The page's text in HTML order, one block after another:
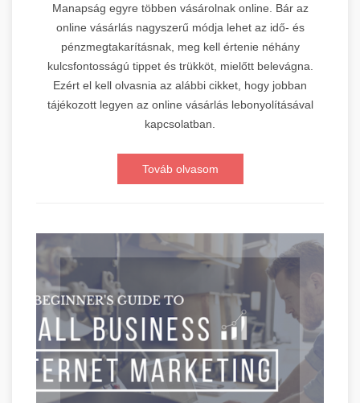
Manapság egyre többen vásárolnak online. Bár az
online vásárlás nagyszerű módja lehet az idő- és
pénzmegtakarításnak, meg kell értenie néhány
kulcsfontosságú tippet és trükköt, mielőtt belevágna.
Ezért el kell olvasnia az alábbi cikket, hogy jobban
tájékozott legyen az online vásárlás lebonyolításával
kapcsolatban.
Továb olvasom